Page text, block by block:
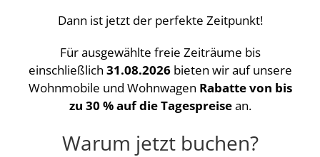
Dann ist jetzt der perfekte Zeitpunkt!
Für ausgewählte freie Zeiträume bis
einschließlich 31.08.2026bieten wir auf unsere
Wohnmobile und Wohnwagen Rabatte von bis
zu 30 % auf die Tagespreisean.
Warum jetzt buchen?